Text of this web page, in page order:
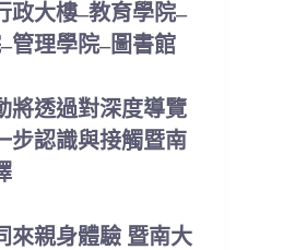
政大樓–教育學院–
管理學院–圖書館
將透過對深度導覽
步認識與接觸暨南
來親身體驗 暨南大